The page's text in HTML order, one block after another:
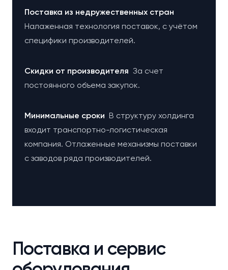
Поставка из недружественных стран
Налаженная технология поставок, с учётом
специфики производителей.
Cкидки от производителя За счет
постоянного объема закупок.
Минимальные сроки В структуру холдинга
входит транспортно-логистическая
компания. Отлаженные механизмы поставки
с заводов ряда производителей.
Поставка и сервис